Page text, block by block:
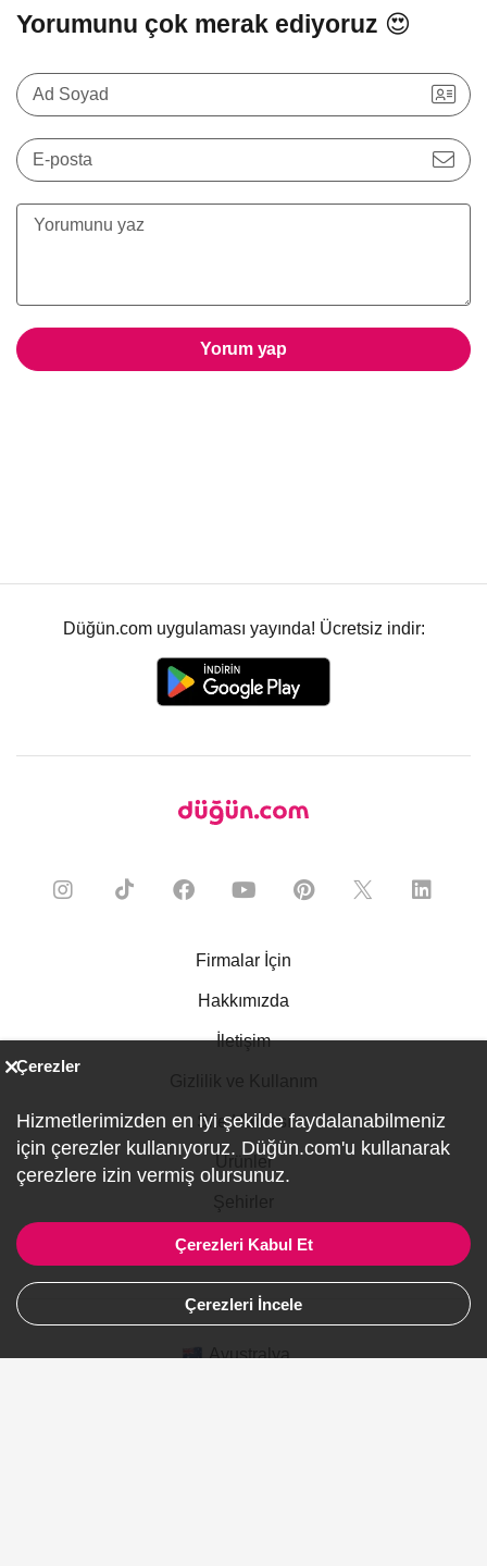
Yorumunu çok merak ediyoruz 😍
Ad Soyad
E-posta
Yorum yap
Düğün.com uygulaması yayında! Ücretsiz indir:
Firmalar İçin
Hakkımızda
İletişim
Site Haritası
Ürünler
Gelinlik
Avustralya
Çerezler
Hizmetlerimizden en iyi şekilde faydalanabilmeniz
için çerezler kullanıyoruz. Düğün.com'u kullanarak
çerezlere izin vermiş olursunuz.
Çerezleri Kabul Et
Çerezleri İncele